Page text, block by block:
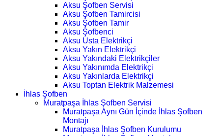
Aksu Şofben Servisi
Aksu Şofben Tamircisi
Aksu Şofben Tamir
Aksu Şofbenci
Aksu Usta Elektrikçi
Aksu Yakın Elektrikçi
Aksu Yakındaki Elektrikçiler
Aksu Yakınımda Elektrikçi
Aksu Yakınlarda Elektrikçi
Aksu Toptan Elektrik Malzemesi
İhlas Şofben
Muratpaşa İhlas Şofben Servisi
Muratpaşa Aynı Gün İçinde İhlas Şofben
Montajı
Muratpaşa İhlas Şofben Kurulumu